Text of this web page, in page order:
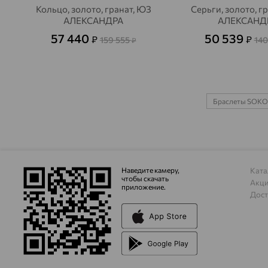
Кольцо, золото, гранат, ЮЗ
АЛЕКСАНДРА
57 440 ₽ 159 555₽
Серьги, золото,
50 539 ₽
Браслеты
Наведите камеру,
чтобы скачать
приложение.